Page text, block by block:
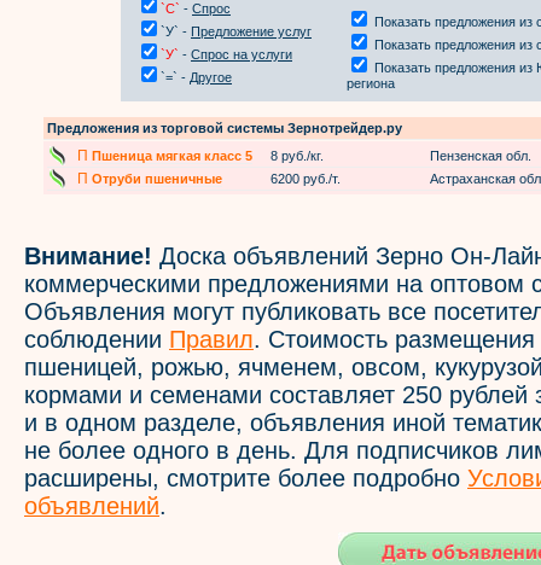
`С` - Спрос
`У` - Предложение услуг
`У` - Спрос на услуги
`=` - Другое
Показать предложения из
Показать предложения из
Показать предложения
региона
Предложения из торговой системы Зернотрейдер.ру
П Пшеница мягкая класс 5 8 руб./кг. Пензенская обл.
П Отруби пшеничные 6200 руб./т. Астраханская
Внимание! Доска объявлений Зерно Он-
коммерческими предложениями на оптовом
Объявления могут публиковать все
соблюдении Правил. Стоимость
пшеницей, рожью, ячменем, овсом,
кормами и семенами составляет 250 рублей
и в одном разделе, объявления иной
не более одного в день. Для подписчиков
расширены, смотрите более подробно
объявлений.